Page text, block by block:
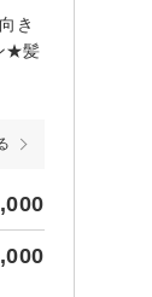
き
★髪